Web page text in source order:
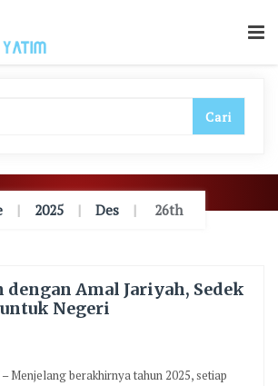
2025 Des 26th
dengan Amal Jariyah, Sedek
Negeri
Menjelang berakhirnya tahun 2025, setiap